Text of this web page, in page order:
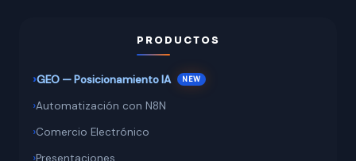
PRODUCTOS
GEO — Posicionamiento IA
Automatización con N8N
Comercio Electrónico
Presentaciones